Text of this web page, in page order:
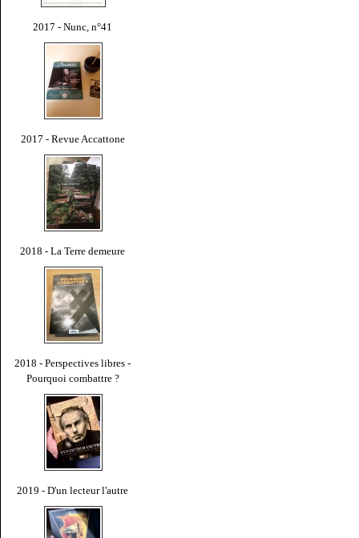
2017 - Nunc, n°41
2017 - Revue Accattone
2018 - La Terre demeure
2018 - Perspectives libres -
Pourquoi combattre ?
2019 - D'un lecteur l'autre